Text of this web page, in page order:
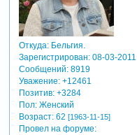
Откуда:Бельгия.
Зарегистрирован: 08-03-2011
Сообщений:8919
Уважение: +12461
Позитив: +3284
Пол:Женский
Возраст:62 [1963-11-15]
Провел на форуме: